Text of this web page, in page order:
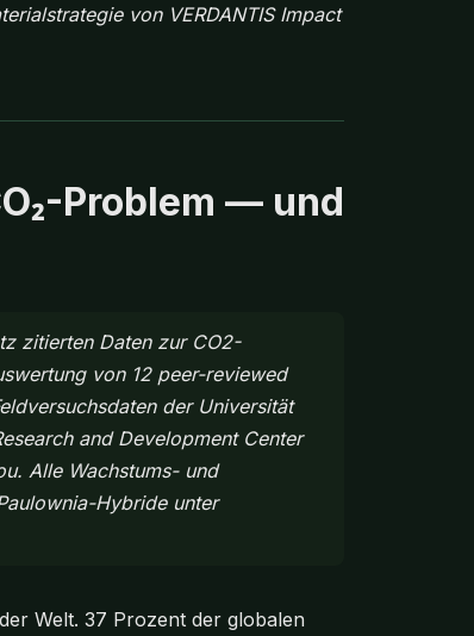
von VERDANTIS Impact
Problem — und
zitierten Daten zur CO2-
von 12 peer-reviewed
der Universität
and Development Center
Alle Wachstums- und
Hybride unter
Welt. 37 Prozent der globalen